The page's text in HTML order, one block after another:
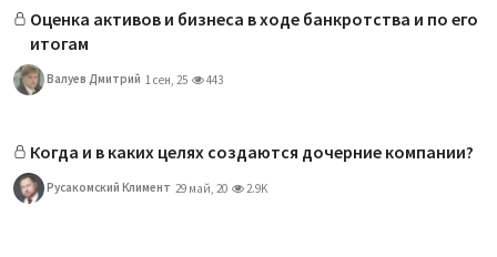
Оценка активов и бизнеса в ходе банкротства и по его
итогам
Валуев Дмитрий 1 сен, 25 443
Когда и в каких целях создаются дочерние компании?
Русакомский Климент 29 май, 20 2.9K